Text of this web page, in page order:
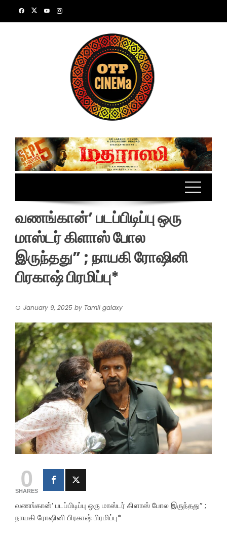
வணங்கான்’ படப்பிடிப்பு ஒரு
மாஸ்டர் கிளாஸ் போல
இருந்தது” ; நாயகி ரோஷினி
பிரகாஷ் பிரமிப்பு*
January 9, 2025 by Tamil galaxy
0
SHARES
வணங்கான்’ படப்பிடிப்பு ஒரு மாஸ்டர் கிளாஸ் போல இருந்தது” ;
நாயகி ரோஷினி பிரகாஷ் பிரமிப்பு*